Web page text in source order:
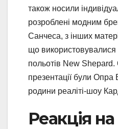
також носили
розроблені модним
Санчеса, з інших
що використовувалися
польотів New
презентації були Опра
родини реаліті-шоу
Реакція